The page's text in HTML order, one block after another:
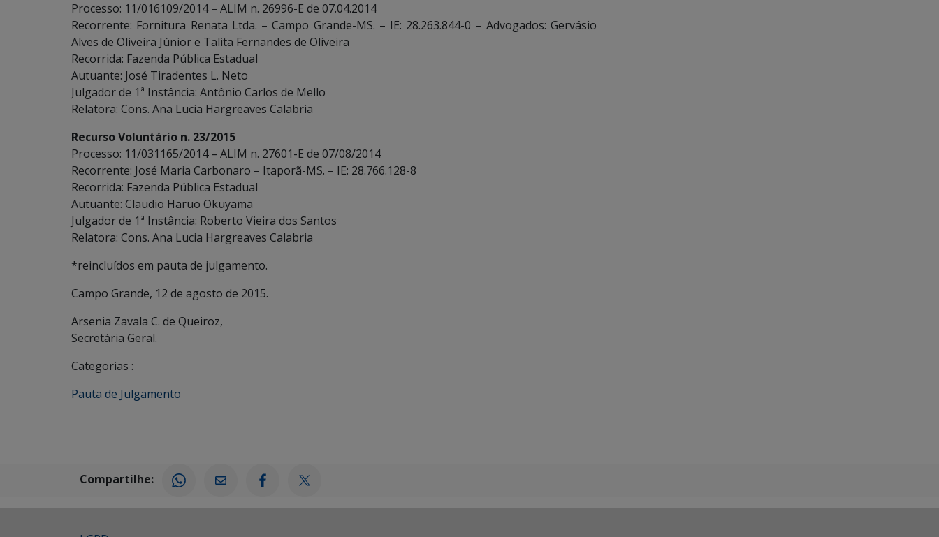
Processo: 11/016109/2014 – ALIM n. 26996-E de 07.04.2014
Recorrente: Fornitura Renata Ltda. – Campo Grande-MS. – IE: 28.263.844-0 – Advogados: Gervásio
Alves de Oliveira Júnior e Talita Fernandes de Oliveira
Recorrida: Fazenda Pública Estadual
Autuante: José Tiradentes L. Neto
Julgador de 1ª Instância: Antônio Carlos de Mello
Relatora: Cons. Ana Lucia Hargreaves Calabria
Recurso Voluntário n. 23/2015
Processo: 11/031165/2014 – ALIM n. 27601-E de 07/08/2014
Recorrente: José Maria Carbonaro – Itaporã-MS. – IE: 28.766.128-8
Recorrida: Fazenda Pública Estadual
Autuante: Claudio Haruo Okuyama
Julgador de 1ª Instância: Roberto Vieira dos Santos
Relatora: Cons. Ana Lucia Hargreaves Calabria
*reincluídos em pauta de julgamento.
Campo Grande, 12 de agosto de 2015.
Arsenia Zavala C. de Queiroz,
Secretária Geral.
Categorias :
Pauta de Julgamento
Compartilhe: